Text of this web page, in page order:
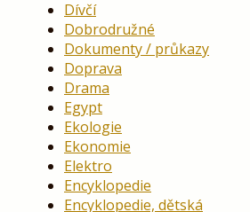
Dívčí
Dobrodružné
Dokumenty / průkazy
Doprava
Drama
Egypt
Ekologie
Ekonomie
Elektro
Encyklopedie
Encyklopedie, dětská